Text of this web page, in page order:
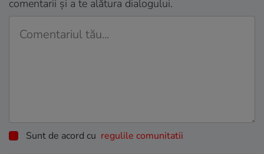
comentarii și a te alătura dialogului.
Sunt de acord cu regulile comunitatii